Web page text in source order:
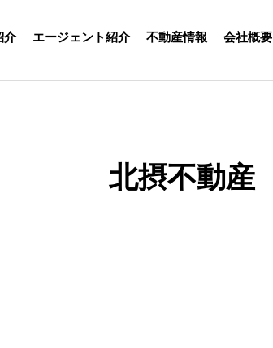
介 エージェント紹介 不動産情報 会社概要
北摂不動産